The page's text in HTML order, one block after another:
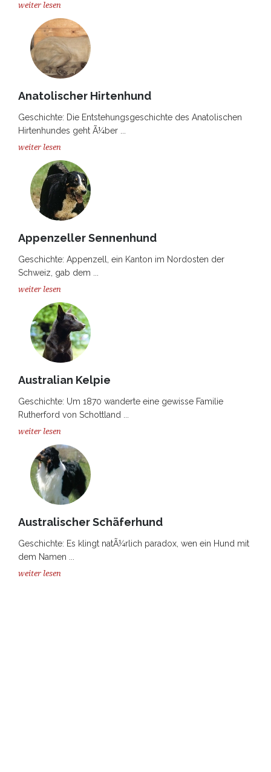
weiter lesen
Anatolischer Hirtenhund
Geschichte: Die Entstehungsgeschichte des Anatolischen
Hirtenhundes geht Ã¼ber ...
weiter lesen
Appenzeller Sennenhund
Geschichte: Appenzell, ein Kanton im Nordosten der
Schweiz, gab dem ...
weiter lesen
Australian Kelpie
Geschichte: Um 1870 wanderte eine gewisse Familie
Rutherford von Schottland ...
weiter lesen
Australischer Schäferhund
Geschichte: Es klingt natÃ¼rlich paradox, wen ein Hund mit
dem Namen ...
weiter lesen